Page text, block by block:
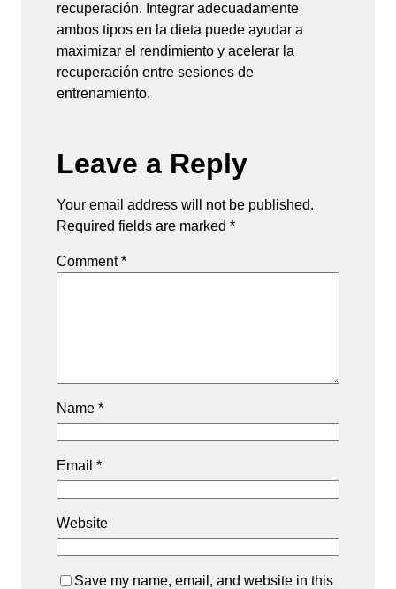
recuperación. Integrar adecuadamente
ambos tipos en la dieta puede ayudar a
maximizar el rendimiento y acelerar la
recuperación entre sesiones de
entrenamiento.
Leave a Reply
Your email address will not be published.
Required fields are marked *
Comment*
Name *
Email *
Website
Save my name, email, and website in this